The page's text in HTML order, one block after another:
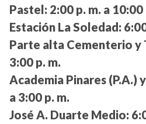
Pastel: 2:00 p. m. a 10:00
Estación La Soledad:
Parte alta Cementerio y
3:00 p. m.
Academia Pinares (P.A.)
a 3:00 p. m.
José A. Duarte Medio: